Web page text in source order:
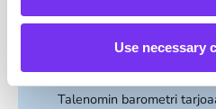
Use necessary
Talenom pk-
7/
Talenomin barometri